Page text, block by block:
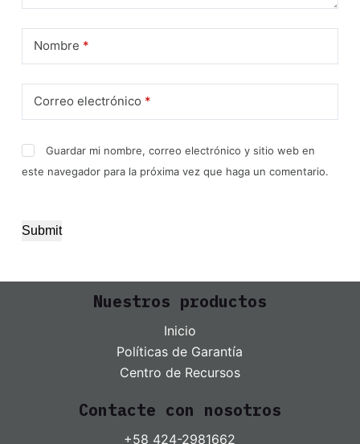
Nombre *
Correo electrónico *
Guardar mi nombre, correo electrónico y sitio web en
este navegador para la próxima vez que haga un comentario.
Submit
Nuestros productos
Inicio
Políticas de Garantía
Centro de Recursos
Contacte con nosotros
+58 424-2981662